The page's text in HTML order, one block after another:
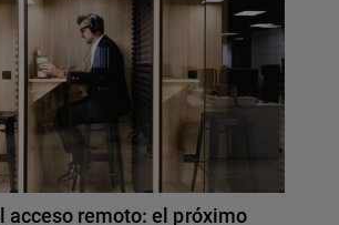
acceso remoto: el próximo